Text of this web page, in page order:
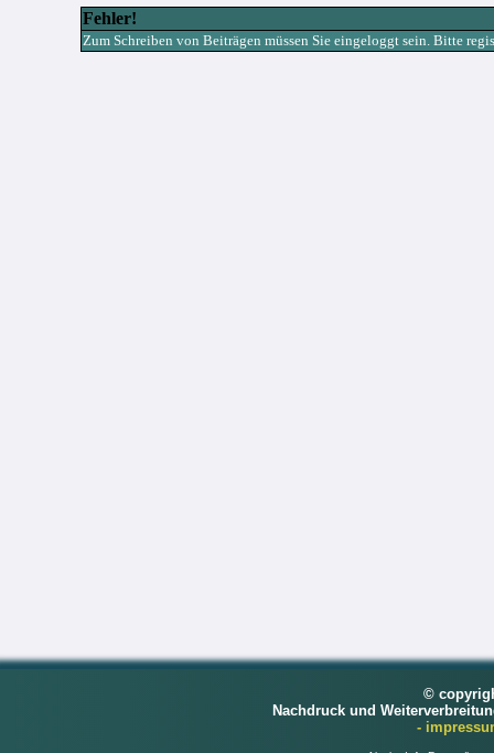
Fehler!
Zum Schreiben von Beiträgen müssen Sie eingeloggt sein. Bitte
©
Nachdruck und
-